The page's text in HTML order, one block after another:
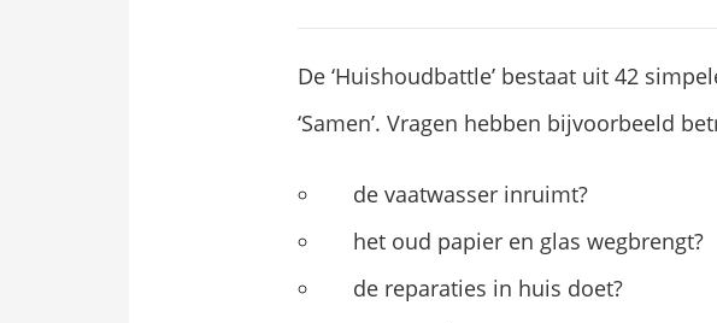
De ‘Huishoudbattle’ bestaat uit 42
‘Samen’. Vragen hebben bijvoorbeeld
de vaatwasser inruimt?
het oud papier en glas wegbrengt?
de reparaties in huis doet?